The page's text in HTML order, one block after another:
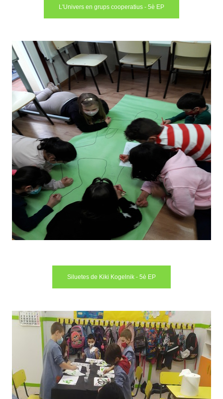
L'Univers en grups cooperatius - 5è EP
Siluetes de Kiki Kogelnik - 5è EP